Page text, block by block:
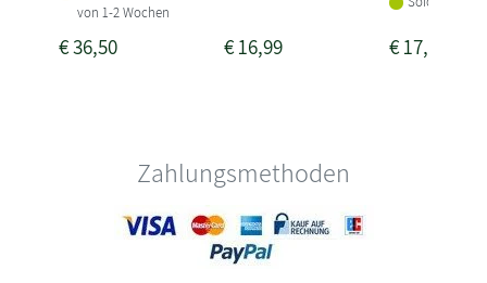
von 1-2 Wochen
€36,50 €16,99 €17,50
Zahlungsmethoden